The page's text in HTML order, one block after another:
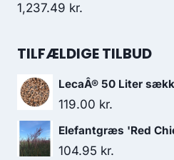
1,237.49 kr.
TILFÆLDIGE TILBUD
LecaÂ® 50 Liter
119.00 kr.
Elefantgræs 'Red
104.95 kr.